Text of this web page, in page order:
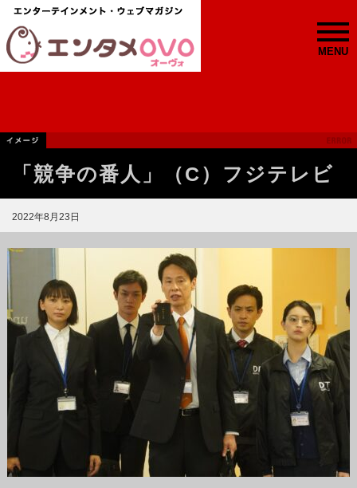
MENU
「競争の番人」（C）フジテレビ
2022年8月23日